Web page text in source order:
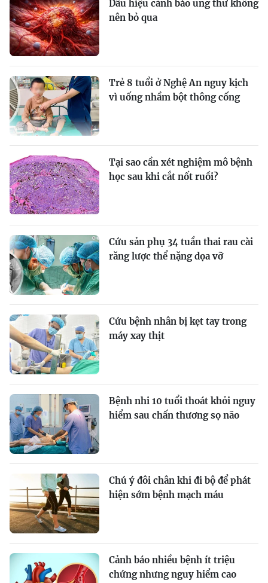
Dấu hiệu cảnh báo ung thư không
nên bỏ qua
Trẻ 8 tuổi ở Nghệ An nguy kịch
vì uống nhầm bột thông cống
Tại sao cần xét nghiệm mô bệnh
học sau khi cắt nốt ruồi?
Cứu sản phụ 34 tuần thai rau cài
răng lược thể nặng dọa vỡ
Cứu bệnh nhân bị kẹt tay trong
máy xay thịt
Bệnh nhi 10 tuổi thoát khỏi nguy
hiểm sau chấn thương sọ não
Chú ý đôi chân khi đi bộ để phát
hiện sớm bệnh mạch máu
Cảnh báo nhiều bệnh ít triệu
chứng nhưng nguy hiểm cao